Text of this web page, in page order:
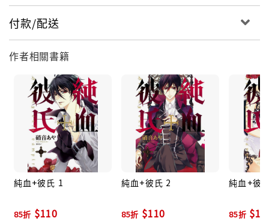
付款/配送
作者相關書籍
純血+彼氏 1
85折 $110
純血+彼氏 2
85折 $110
純血+彼
85折